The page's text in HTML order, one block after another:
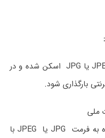
تمامی مدارک زیر باید با فرمت JPEG یا JPG اسکن شده و در
بارگذاری شود.
ملی
یک قطعه عکس اسکن شده به فرمت JPG یا JPEG با